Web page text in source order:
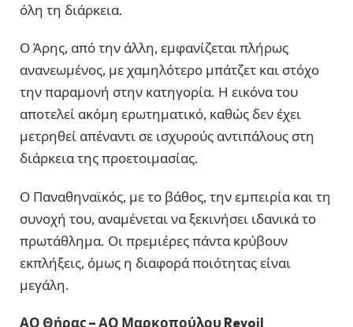
όλη τη διάρκεια.
Ο Άρης, από την άλλη, εμφανίζεται πλήρως
ανανεωμένος, με χαμηλότερο μπάτζετ και στόχο
την παραμονή στην κατηγορία. Η εικόνα του
αποτελεί ακόμη ερωτηματικό, καθώς δεν έχει
μετρηθεί απέναντι σε ισχυρούς αντιπάλους στη
διάρκεια της προετοιμασίας.
Ο Παναθηναϊκός, με το βάθος, την εμπειρία και τη
συνοχή του, αναμένεται να ξεκινήσει ιδανικά το
πρωτάθλημα. Οι πρεμιέρες πάντα κρύβουν
εκπλήξεις, όμως η διαφορά ποιότητας είναι
μεγάλη.
ΑΟ Θήρας – ΑΟ Μαρκοπούλου Revoil